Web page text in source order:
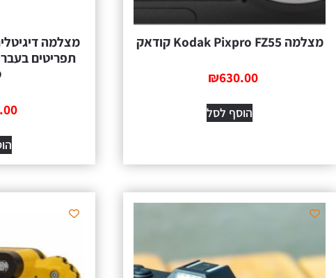
מצלמה Kodak Pixpro FZ55 קודאק
₪630.00
הוסף לסל